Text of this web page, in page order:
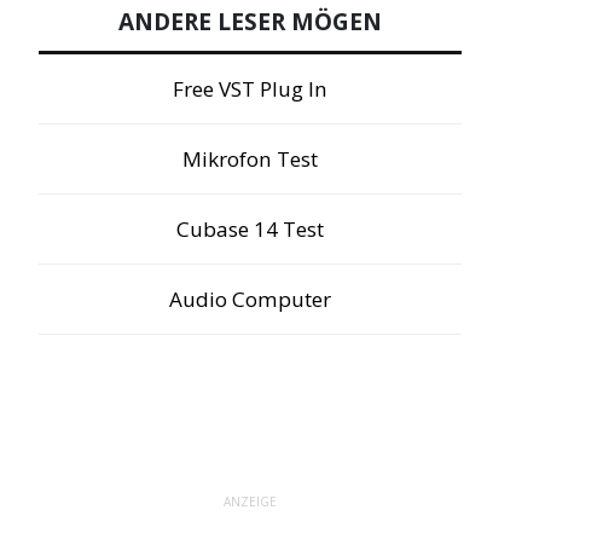
ANDERE LESER MÖGEN
Free VST Plug In
Mikrofon Test
Cubase 14 Test
Audio Computer
ANZEIGE